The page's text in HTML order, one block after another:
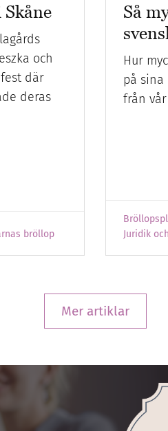
och
där
deras
bröllop
Så
Hur
på sina
från
Juridik
Mer artiklar